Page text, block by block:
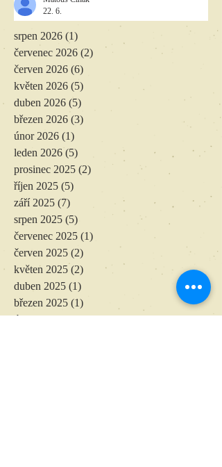
22. 6.
srpen 2026 (1)
červenec 2026 (2) 2 příspěvky
červen 2026 (6)
květen 2026 (5) 5 příspěvků
duben 2026 (5)
březen 2026 (3)
únor 2026 (1)
leden 2026 (5) 5 příspěvků
prosinec 2025 (2) 2 příspěvky
říjen 2025 (5)
září 2025 (7)
srpen 2025 (5)
červenec 2025 (1)
červen 2025 (2)
květen 2025 (2) 2 příspěvky
duben 2025 (1)
březen 2025 (1)
únor 2025 (2)2 příspěvky